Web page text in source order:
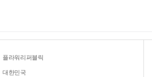
플라워리퍼블릭
대한민국